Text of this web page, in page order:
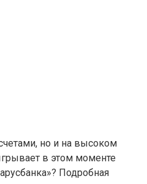
но и на высоком
в этом моменте
Подробная